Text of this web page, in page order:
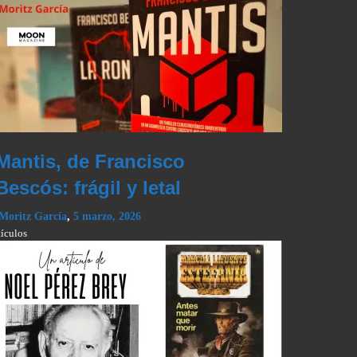
de Francisco
frágil y letal
García, 5 marzo, 2026